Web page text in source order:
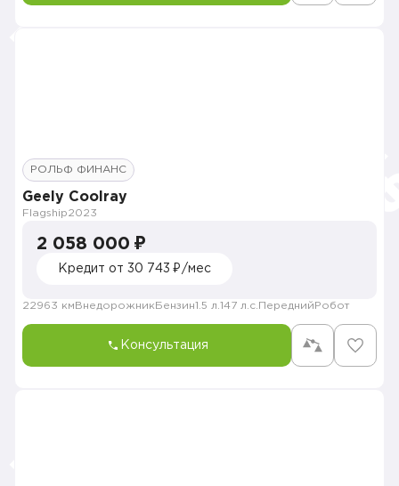
РОЛЬФ ФИНАНС
Geely Coolray
Flagship2023
2 058 000 ₽
Кредит от 30 743 ₽/мес
22963 км Внедорожник Бензин1.5 л. 147 л.с. Передний Робот
Консультация